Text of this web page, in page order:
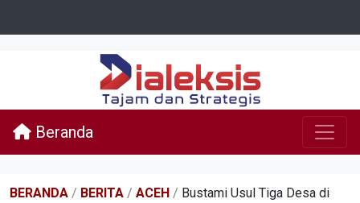
Beranda
BERANDA / BERITA / ACEH / Bustami Usul Tiga Desa di